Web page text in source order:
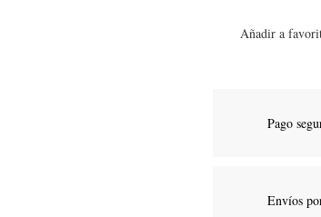
Añadir a
Pago
Envíos